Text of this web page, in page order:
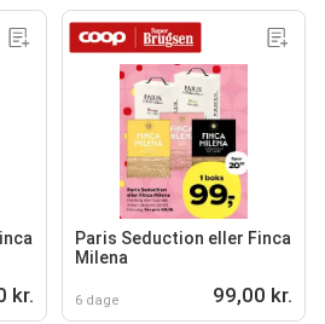
kr.
Paris Seduction eller Finca
Milena
6 dage 99,00 kr.